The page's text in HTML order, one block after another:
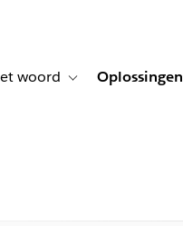
Producten
woord Toggle sub-
Oplossingen